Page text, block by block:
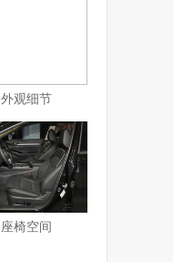
外观细节
座椅空间